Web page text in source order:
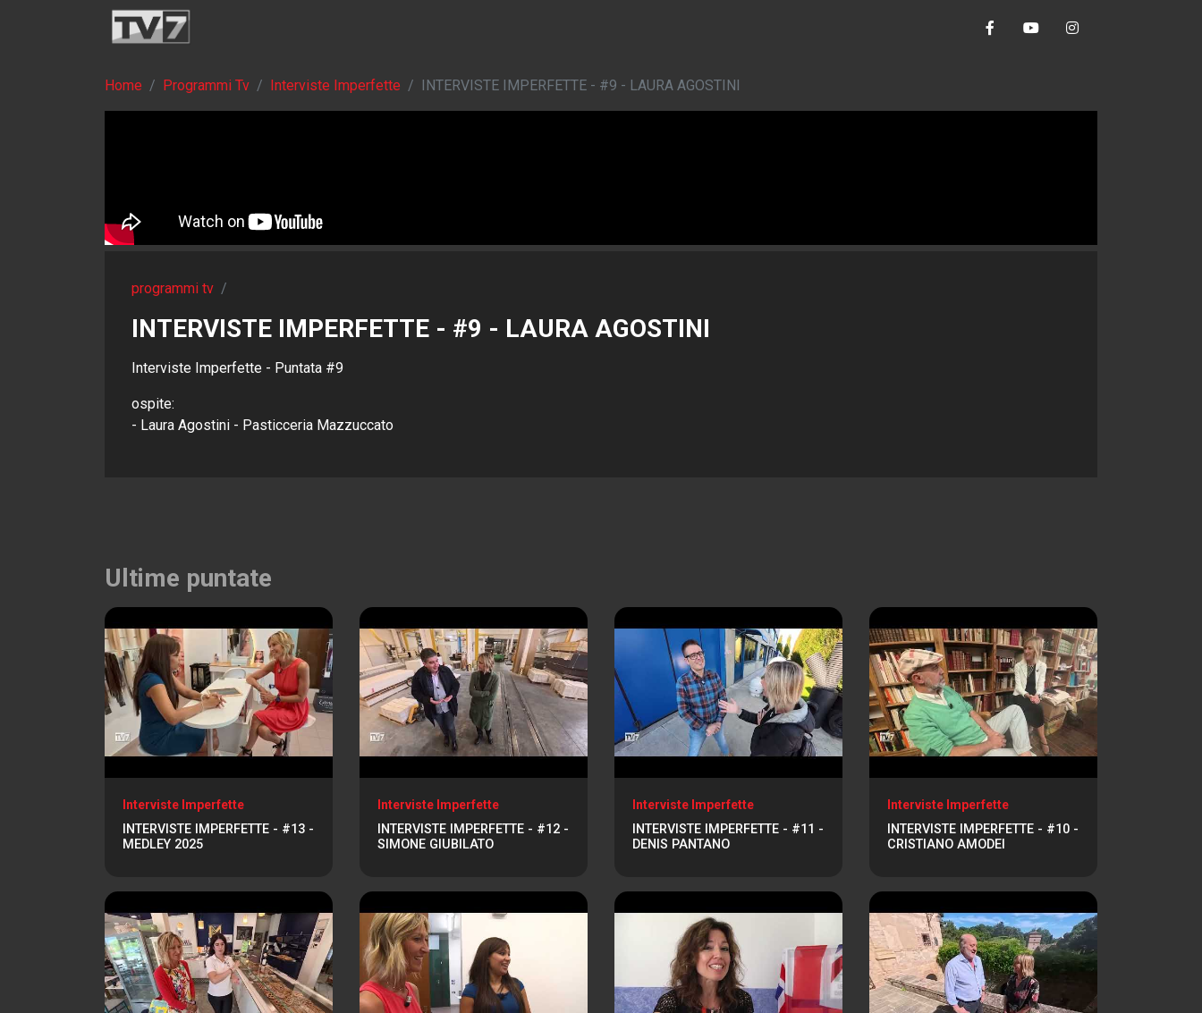
Home Programmi Tv Interviste Imperfette INTERVISTE IMPERFETTE - #9 - LAURA AGOSTINI
programmi tv /
INTERVISTE IMPERFETTE - #9 - LAURA AGOSTINI
Interviste Imperfette - Puntata #9
ospite:
- Laura Agostini - Pasticceria Mazzuccato
Ultime puntate
Interviste Imperfette
INTERVISTE IMPERFETTE - #13 -
MEDLEY 2025
Interviste Imperfette
INTERVISTE IMPERFETTE - #12 -
SIMONE GIUBILATO
Interviste Imperfette
INTERVISTE IMPERFETTE - #11 -
DENIS PANTANO
Interviste Imperfette
INTERVISTE IMPERFETTE - #10 -
CRISTIANO AMODEI